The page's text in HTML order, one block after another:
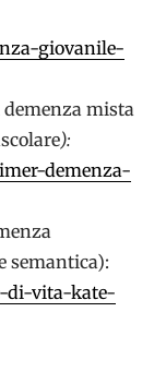
giovanile-
mista
):
demenza-
semantica):
di-vita-kate-